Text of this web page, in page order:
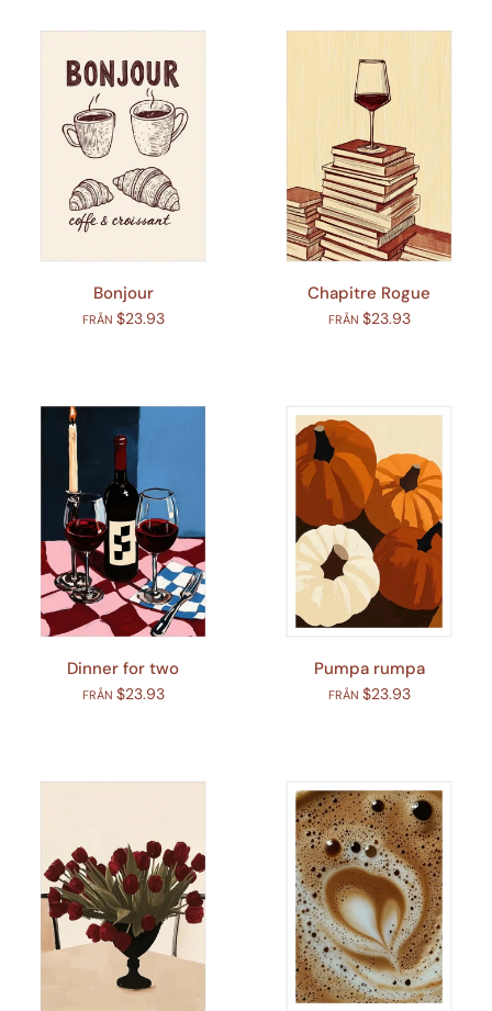
Bonjour
FRÅN $23.93
Chapitre Rogue
FRÅN $23.93
Dinner for two
FRÅN $23.93
Pumpa rumpa
FRÅN $23.93